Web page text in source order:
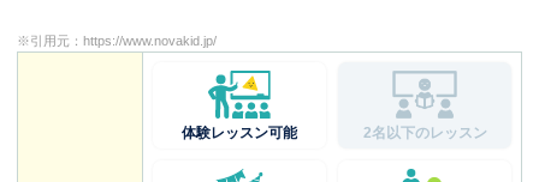
※引用元： https://www.novakid.jp/
体験レッスン可能 2名以下のレッスン